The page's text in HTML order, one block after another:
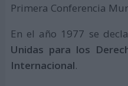
Primera Conferencia
En el año 1977 se
Unidas para los
Internacional.